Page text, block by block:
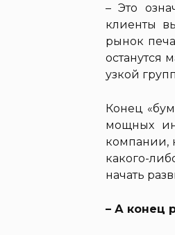
– Это
клиенты
рынок
останутся
узкой
Конец
мощных
компании,
какого-
начать
– А конец